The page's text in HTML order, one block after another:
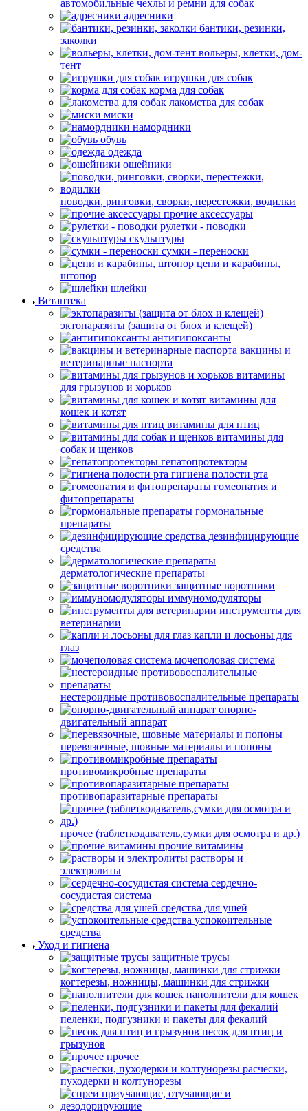
автомобильные чехлы и ремни для собак
адресники
бантики, резинки,
заколки
вольеры, клетки, дом-
тент
игрушки для собак
корма для собак
лакомства для собак
миски
намордники
обувь
одежда
ошейники
поводки, ринговки, сворки, перестежки, водилки
прочие аксессуары
рулетки - поводки
скульптуры
сумки - переноски
цепи и карабины,
штопор
шлейки
Ветаптека
эктопаразиты (защита от блох и клещей)
антигипоксанты
вакцины и
ветеринарные паспорта
витамины
для грызунов и хорьков
витамины для
кошек и котят
витамины для птиц
витамины для
собак и щенков
гепатопротекторы
гигиена полости рта
гомеопатия и
фитопрепараты
гормональные
препараты
дезинфицирующие
средства
дерматологические препараты
защитные воротники
иммуномодуляторы
инструменты для
ветеринарии
капли и лосьоны для
глаз
мочеполовая система
нестероидные противовоспалительные препараты
опорно-
двигательный аппарат
перевязочные, шовные материалы и попоны
противомикробные препараты
противопаразитарные препараты
прочее (таблеткодаватель,сумки для осмотра и др.)
прочие витамины
растворы и
электролиты
сердечно-
сосудистая система
средства для ушей
успокоительные
средства
Уход и гигиена
защитные трусы
когтерезы, ножницы, машинки для стрижки
наполнители для кошек
пеленки, подгузники и пакеты для фекалий
песок для птиц и
грызунов
прочее
расчески,
пуходерки и колтунорезы